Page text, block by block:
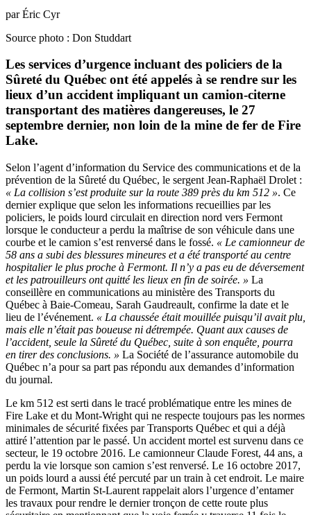
par Éric Cyr
Source photo : Don Studdart
Les services d’urgence incluant des policiers de la
Sûreté du Québec ont été appelés à se rendre sur les
lieux d’un accident impliquant un camion-citerne
transportant des matières dangereuses, le 27
septembre dernier, non loin de la mine de fer de Fire
Lake.
Selon l’agent d’information du Service des communications et de la
prévention de la Sûreté du Québec, le sergent Jean-Raphaël Drolet :
« La collision s’est produite sur la route 389 près du km 512 ». Ce
dernier explique que selon les informations recueillies par les
policiers, le poids lourd circulait en direction nord vers Fermont
lorsque le conducteur a perdu la maîtrise de son véhicule dans une
courbe et le camion s’est renversé dans le fossé. « Le camionneur de
58 ans a subi des blessures mineures et a été transporté au centre
hospitalier le plus proche à Fermont. Il n’y a pas eu de déversement
et les patrouilleurs ont quitté les lieux en fin de soirée. » La
conseillère en communications au ministère des Transports du
Québec à Baie-Comeau, Sarah Gaudreault, confirme la date et le
lieu de l’événement. « La chaussée était mouillée puisqu’il avait plu,
mais elle n’était pas boueuse ni détrempée. Quant aux causes de
l’accident, seule la Sûreté du Québec, suite à son enquête, pourra
en tirer des conclusions. » La Société de l’assurance automobile du
Québec n’a pour sa part pas répondu aux demandes d’information
du journal.
Le km 512 est serti dans le tracé problématique entre les mines de
Fire Lake et du Mont-Wright qui ne respecte toujours pas les normes
minimales de sécurité fixées par Transports Québec et qui a déjà
attiré l’attention par le passé. Un accident mortel est survenu dans ce
secteur, le 19 octobre 2016. Le camionneur Claude Forest, 44 ans, a
perdu la vie lorsque son camion s’est renversé. Le 16 octobre 2017,
un poids lourd a aussi été percuté par un train à cet endroit. Le maire
de Fermont, Martin St-Laurent rappelait alors l’urgence d’entamer
les travaux pour rendre le dernier tronçon de cette route plus